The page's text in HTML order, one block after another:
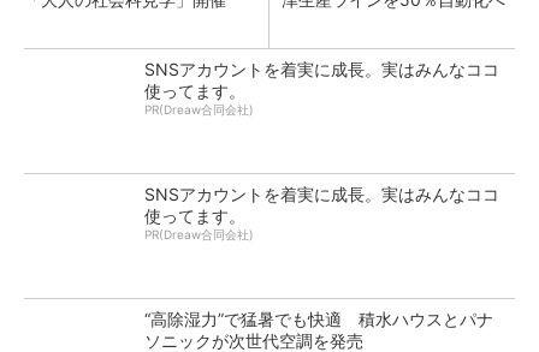
SNSアカウントを着実に成長。実はみんなココ
使ってます。
PR(Dreaw合同会社)
SNSアカウントを着実に成長。実はみんなココ
使ってます。
PR(Dreaw合同会社)
“高除湿力”で猛暑でも快適 積水ハウスとパナ
ソニックが次世代空調を発売